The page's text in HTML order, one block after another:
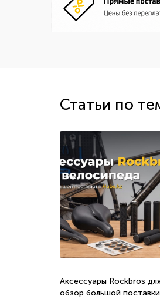
Статьи по
Аксессуары Rockbros
обзор большой